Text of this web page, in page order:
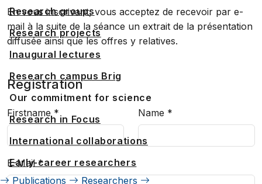
Research groups
Research projects
Inaugural lectures
Research campus Brig
Our commitment for science
Research in Focus
International collaborations
Early-career researchers
Publications
Researchers
En vous inscrivant, vous acceptez de recevoir par e-
mail à la suite de la séance un extrait de la présentation
diffusée ainsi que les offres y relatives.
Registration
Firstname * Name *
E-Mail*